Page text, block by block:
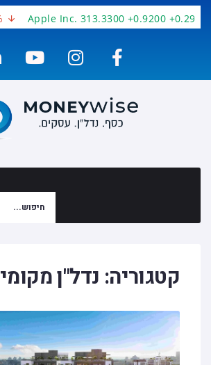
Apple Inc. 313.3300 +0.9200 +0.2945%
קטגוריה: נדל"ן מקומי